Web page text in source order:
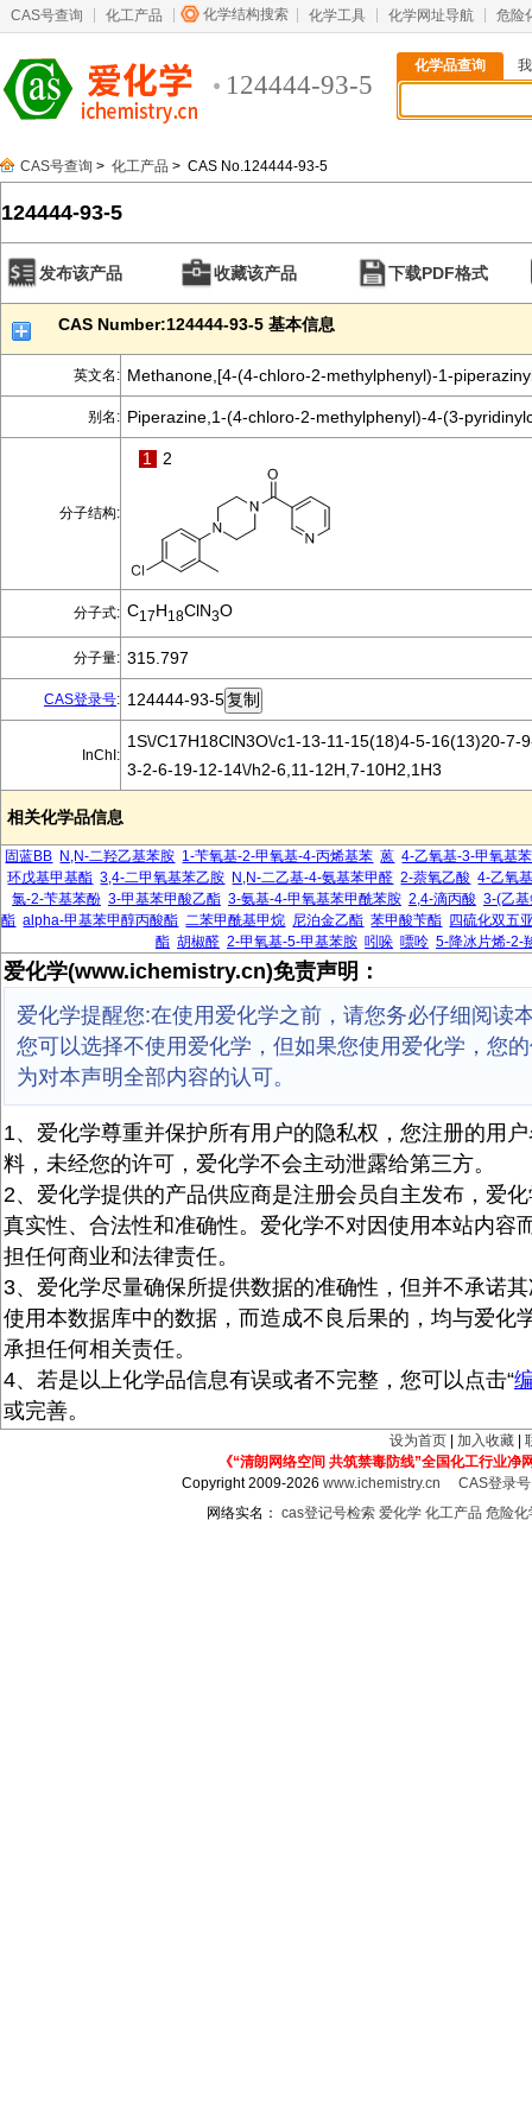
CAS号查询 化工产品 化学结构搜索 化学工具 化学网址导航 危险
124444-93-5
化学品查询
CAS号查询 > 化工产品 > CAS No.124444-93-5
124444-93-5
发布该产品 收藏该产品 下载PDF格式
CAS Number:124444-93-5 基本信息
英文名: Methanone,[4-(4-chloro-2-methylphenyl)-1-
别名: Piperazine,1-(4-chloro-2-methylphenyl)-4-(3-
分子结构:
1 2
分子式: C17H18ClN3O
分子量: 315.797
CAS登录号: 124444-93-5
InChI:
1S\/C17H18ClN3O\/c1-13-11-15(18)4-5-16(13)20-7-
3-2-6-19-12-14\/h2-6,11-12H,7-10H2,1H3
相关化学品信息
固蓝BB N,N-二羟乙基苯胺 1-苄氧基-2-甲氧基-4-丙烯基苯 蒽 4-乙氧基-3-甲氧基
环戊基甲基酯 3,4-二甲氧基苯乙胺 N,N-二乙基-4-氨基苯甲醛 2-萘氧乙酸 4-乙氧
氯-2-苄基苯酚 3-甲基苯甲酸乙酯 3-氨基-4-甲氧基苯甲酰苯胺 2,4-滴丙酸 3-(乙
酯 alpha-甲基苯甲醇丙酸酯 二苯甲酰基甲烷 尼泊金乙酯 苯甲酸苄酯 四硫化双五
酯 胡椒醛 2-甲氧基-5-甲基苯胺 吲哚 嘌呤 5-降冰片烯-2-
爱化学(www.ichemistry.cn)免责声明：
爱化学提醒您:在使用爱化学之前，请您务必仔细阅读
您可以选择不使用爱化学，但如果您使用爱化学，您
为对本声明全部内容的认可。
1、爱化学尊重并保护所有用户的隐私权，您注册的用
料，未经您的许可，爱化学不会主动泄露给第三方。
2、爱化学提供的产品供应商是注册会员自主发布，爱
真实性、合法性和准确性。爱化学不对因使用本站内容
担任何商业和法律责任。
3、爱化学尽量确保所提供数据的准确性，但并不承诺
使用本数据库中的数据，而造成不良后果的，均与爱化
承担任何相关责任。
4、若是以上化学品信息有误或者不完整，您可以点击“
或完善。
设为首页 加入收藏
《“清朗网络空间 共筑禁毒防线”全国化工行业净
Copyright 2009-2026www.ichemistry.cn
CAS登录
网络实名： cas登记号检索 爱化学 化工产品 危险化